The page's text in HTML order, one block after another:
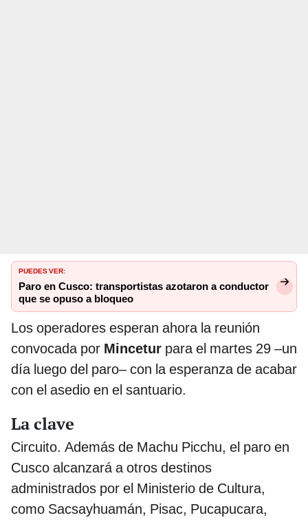
PUEDES VER:
Paro en Cusco: transportistas azotaron a conductor
que se opuso a bloqueo
Los operadores esperan ahora la reunión
convocada por Mincetur para el martes 29 –un
día luego del paro– con la esperanza de acabar
con el asedio en el santuario.
La clave
Circuito. Además de Machu Picchu, el paro en
Cusco alcanzará a otros destinos
administrados por el Ministerio de Cultura,
como Sacsayhuamán, Pisac, Pucapucara,